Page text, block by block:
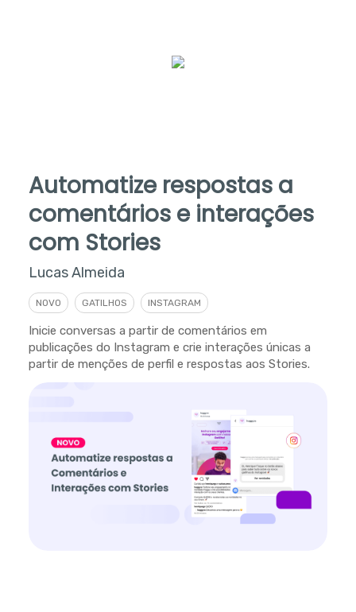
Automatize respostas a
comentários e interações
com Stories
Lucas Almeida
NOVO GATILHOS INSTAGRAM
Inicie conversas a partir de comentários em
publicações do Instagram e crie interações únicas a
partir de menções de perfil e respostas aos Stories.